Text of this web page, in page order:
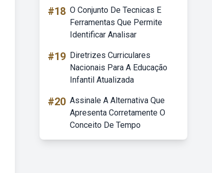
#18 O Conjunto De Tecnicas E
Ferramentas Que Permite
Identificar Analisar
#19 Diretrizes Curriculares
Nacionais Para A Educação
Infantil Atualizada
#20 Assinale A Alternativa Que
Apresenta Corretamente O
Conceito De Tempo